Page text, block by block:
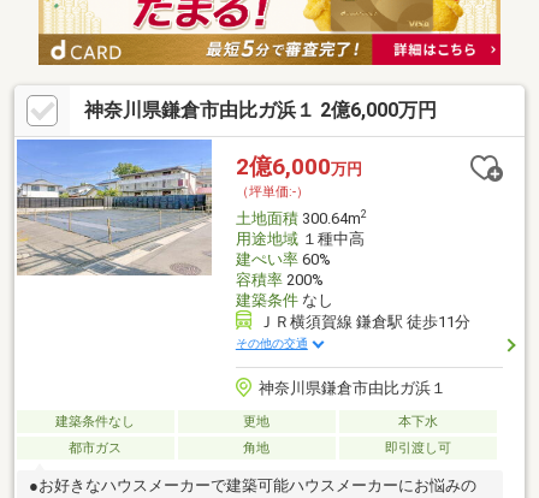
＝＝＝＝＝＝＝＝＝＝＝＝＝＝＝＝＝＝＝＝＝＝
神奈川県鎌倉市由比ガ浜１ 2億6,000万円
2億6,000万円
（坪単価:-）
土地面積300.64m2
用途地域１種中高
建ぺい率60%
容積率200%
建築条件なし
ＪＲ横須賀線 鎌倉駅 徒歩11分
その他の交通
神奈川県鎌倉市由比ガ浜１
建築条件なし 更地
本下水
都市ガス
角地 即引渡し可
●お好きなハウスメーカーで建築可能ハウスメーカーにお悩みの